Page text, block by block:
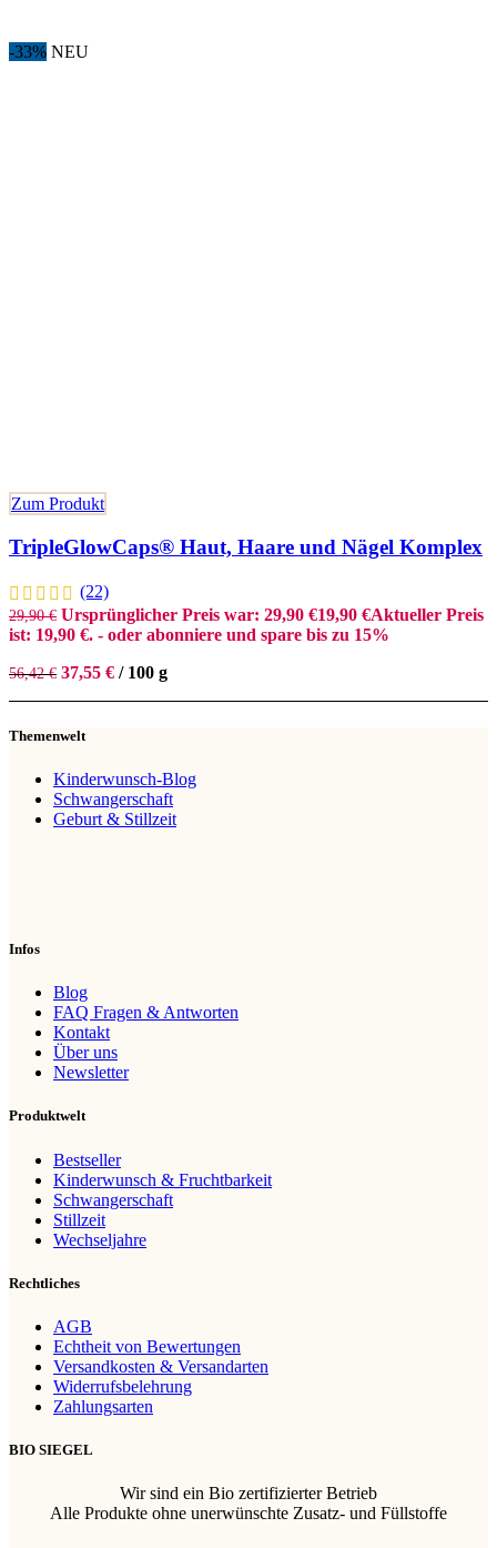
-33% NEU
Zum Produkt
TripleGlowCaps® Haut, Haare und Nägel Komplex
(22)
29,90€ Ursprünglicher Preis war: 29,90 €19,90 €Aktueller Preis
ist: 19,90 €. - oder abonniere und spare bis zu 15%
56,42€ 37,55 € / 100 g
Themenwelt
Kinderwunsch-Blog
Schwangerschaft
Geburt & Stillzeit
Infos
Blog
FAQ Fragen & Antworten
Kontakt
Über uns
Newsletter
Produktwelt
Bestseller
Kinderwunsch & Fruchtbarkeit
Schwangerschaft
Stillzeit
Wechseljahre
Rechtliches
AGB
Echtheit von Bewertungen
Versandkosten & Versandarten
Widerrufsbelehrung
Zahlungsarten
BIO SIEGEL
Wir sind ein Bio zertifizierter Betrieb
Alle Produkte ohne unerwünschte Zusatz- und Füllstoffe